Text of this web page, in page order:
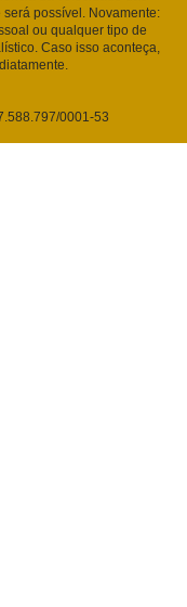
possível. Novamente:
ou qualquer tipo de
Caso isso aconteça,
0001-53